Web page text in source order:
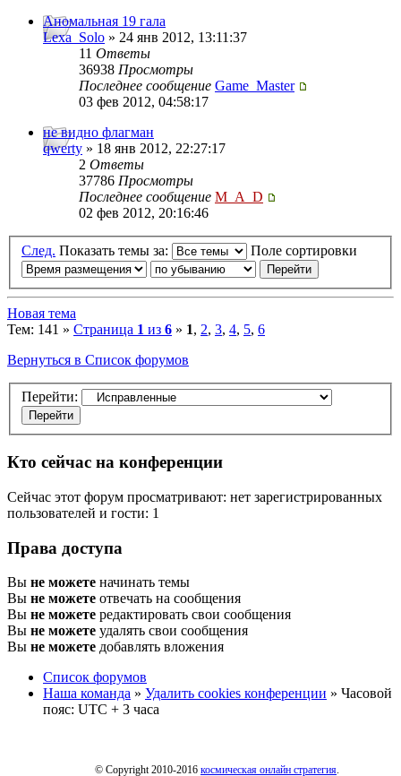
Аномальная 19 гала
Lexa_Solo » 24 янв 2012, 13:11:37
11 Ответы
36938 Просмотры
Последнее сообщение Game_Master
03 фев 2012, 04:58:17
не видно флагман
qwerty » 18 янв 2012, 22:27:17
2 Ответы
37786 Просмотры
Последнее сообщение M_A_D
02 фев 2012, 20:16:46
След. Показать темы за: Поле сортировки
Новая тема
Тем: 141 » Страница 1 из 6 » 1, 2, 3, 4, 5, 6
Вернуться в Список форумов
Перейти:
Кто сейчас на конференции
Сейчас этот форум просматривают: нет зарегистрированных
пользователей и гости: 1
Права доступа
Вы не можете начинать темы
Вы не можете отвечать на сообщения
Вы не можете редактировать свои сообщения
Вы не можете удалять свои сообщения
Вы не можете добавлять вложения
Список форумов
Наша команда » Удалить cookies конференции » Часовой
пояс: UTC + 3 часа
© Copyright 2010-2016 космическая онлайн стратегия.